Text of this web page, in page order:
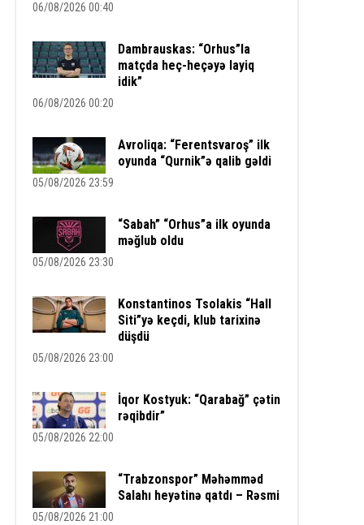
06/08/2026 00:40
Dambrauskas: “Orhus”la
matçda heç-heçəyə layiq
idik”
06/08/2026 00:20
Avroliqa: “Ferentsvaroş” ilk
oyunda “Qurnik”ə qalib gəldi
05/08/2026 23:59
“Sabah” “Orhus”a ilk oyunda
məğlub oldu
05/08/2026 23:30
Konstantinos Tsolakis “Hall
Siti”yə keçdi, klub tarixinə
düşdü
05/08/2026 23:00
İqor Kostyuk: “Qarabağ” çətin
rəqibdir”
05/08/2026 22:00
“Trabzonspor” Məhəmməd
Salahı heyətinə qatdı – Rəsmi
05/08/2026 21:00